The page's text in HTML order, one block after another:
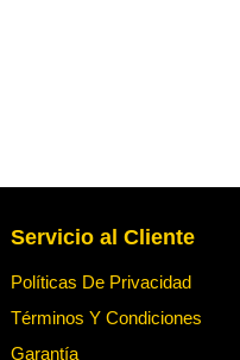
Servicio al Cliente
Políticas De Privacidad
Términos Y Condiciones
Garantía